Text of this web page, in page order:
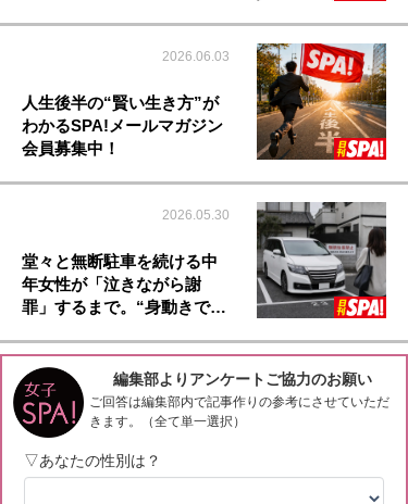
2026.06.03
人生後半の“賢い生き方”が
わかるSPA!メールマガジン
会員募集中！
2026.05.30
堂々と無断駐車を続ける中
年女性が「泣きながら謝
罪」するまで。“身動きで…